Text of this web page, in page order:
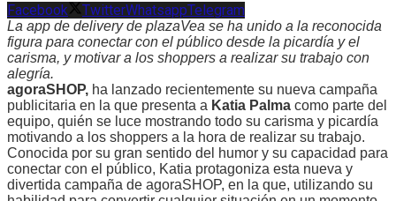
Facebook TwitterWhatsappTelegram
La app de delivery de plazaVea se ha unido a la reconocida
figura para conectar con el público desde la picardía y el
carisma, y motivar a los shoppers a realizar su trabajo con
alegría.
agoraSHOP, ha lanzado recientemente su nueva campaña
publicitaria en la que presenta a Katia Palma como parte del
equipo, quién se luce mostrando todo su carisma y picardía
motivando a los shoppers a la hora de realizar su trabajo.
Conocida por su gran sentido del humor y su capacidad para
conectar con el público, Katia protagoniza esta nueva y
divertida campaña de agoraSHOP, en la que, utilizando su